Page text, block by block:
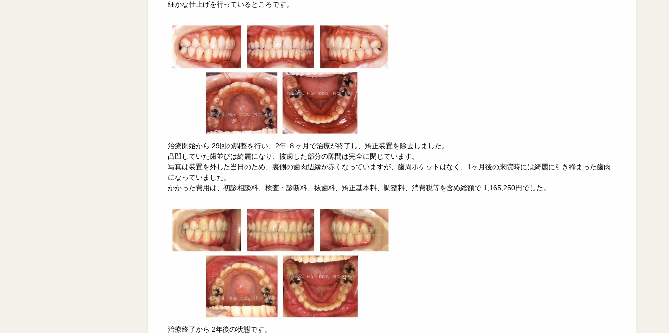
細かな仕上げを行っているところです。
治療開始から 29回の調整を行い、2年 ８ヶ月で治療が終了し、矯正装置を除去しました。
凸凹していた歯並びは綺麗になり、抜歯した部分の隙間は完全に閉じています。
写真は装置を外した当日のため、裏側の歯肉辺縁が赤くなっていますが、歯周ポケットはなく、1ヶ月後の来院時には綺麗に引き締まった歯肉
になっていました。
かかった費用は、初診相談料、検査・診断料、抜歯料、矯正基本料、調整料、消費税等を含め総額で 1,165,250円でした。​
治療終了から 2年後の状態です。